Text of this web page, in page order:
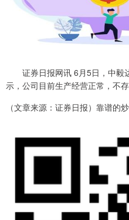
证券日报网讯 6月5日，中毅
示，公司目前生产经营正常，不
（文章来源：证券日报）靠谱的